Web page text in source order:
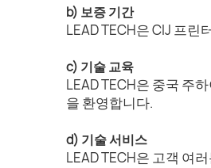
b) 보증 기간
LEAD TECH은 CIJ 프린
c) 기술 교육
LEAD TECH은 중국 주
을 환영합니다.
d) 기술 서비스
LEAD TECH은 고객 여